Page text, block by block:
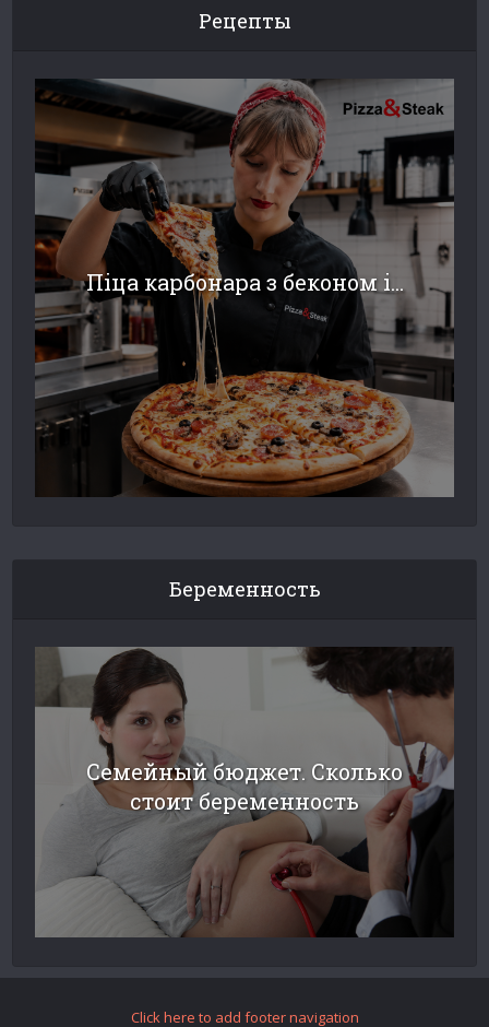
Рецепты
Піца карбонара з беконом і...
Беременность
Семейный бюджет. Сколько
стоит беременность
Click here to add footer navigation